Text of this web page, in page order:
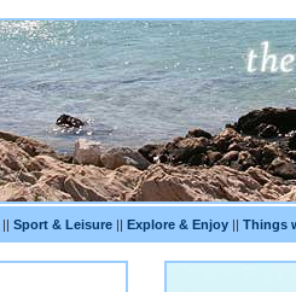
|| Sport & Leisure || Explore & Enjoy || Things